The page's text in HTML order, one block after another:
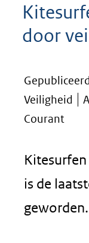
door
Veiligheid
Courant
is de
geworden.